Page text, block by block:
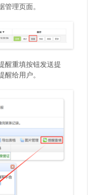
理页面。
醒重填按钮发送提
给用户。